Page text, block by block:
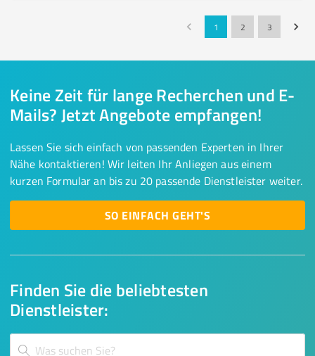
1 2 3
Finden Sie die beliebtesten
Dienstleister:
Keine Zeit für lange Recherchen und E-
Mails? Jetzt Angebote empfangen!
Lassen Sie sich einfach von passenden Experten in Ihrer
Nähe kontaktieren! Wir leiten Ihr Anliegen aus einem
kurzen Formular an bis zu 20 passende Dienstleister weiter.
SO EINFACH GEHT'S